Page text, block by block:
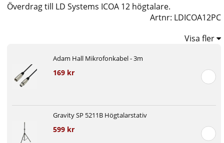
Överdrag till LD Systems ICOA 12 högtalare.
Artnr: LDICOA12PC
Visa fler
Adam Hall Mikrofonkabel - 3m
169 kr
Gravity SP 5211B Högtalarstativ
599 kr